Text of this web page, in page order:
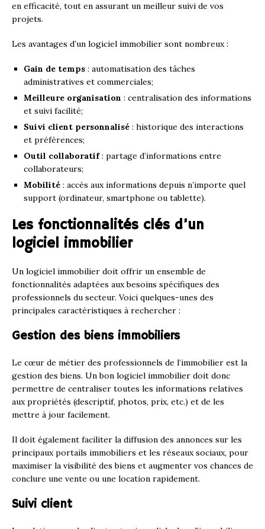
en efficacité, tout en assurant un meilleur suivi de vos
projets.
Les avantages d’un logiciel immobilier sont nombreux :
Gain de temps : automatisation des tâches
administratives et commerciales;
Meilleure organisation : centralisation des informations
et suivi facilité;
Suivi client personnalisé : historique des interactions
et préférences;
Outil collaboratif: partage d’informations entre
collaborateurs;
Mobilité : accès aux informations depuis n’importe quel
support (ordinateur, smartphone ou tablette).
Les fonctionnalités clés d’un
logiciel immobilier
Un logiciel immobilier doit offrir un ensemble de
fonctionnalités adaptées aux besoins spécifiques des
professionnels du secteur. Voici quelques-unes des
principales caractéristiques à rechercher :
Gestion des biens immobiliers
Le cœur de métier des professionnels de l’immobilier est la
gestion des biens. Un bon logiciel immobilier doit donc
permettre de centraliser toutes les informations relatives
aux propriétés (descriptif, photos, prix, etc.) et de les
mettre à jour facilement.
Il doit également faciliter la diffusion des annonces sur les
principaux portails immobiliers et les réseaux sociaux, pour
maximiser la visibilité des biens et augmenter vos chances de
conclure une vente ou une location rapidement.
Suivi client